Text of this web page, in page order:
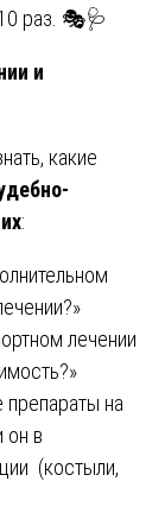
раз. 🎭🩺
и
какие
:
лечении
препараты на
он в
(костыли,